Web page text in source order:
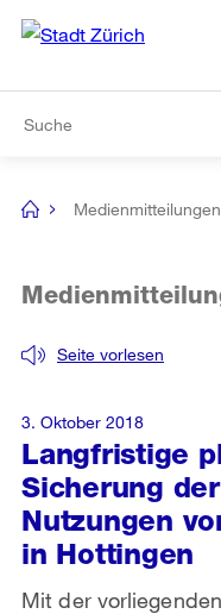
Navigation
[no
Langfristige
Sicherung
Nutzungen
in Hottingen
Seite vorlesen
Mit der
3. Oktober 2018